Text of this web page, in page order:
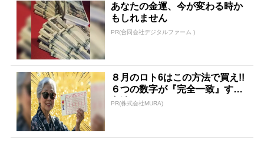
あなたの金運、今が変わる時か
もしれません
PR(合同会社デジタルファーム )
８月のロト6はこの方法で買え!!
６つの数字が『完全一致』する
方法
PR(株式会社MURA)